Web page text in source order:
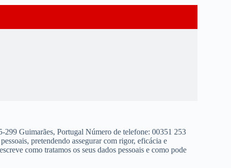
Guimarães, Portugal Número de telefone: 00351 253
pretendendo assegurar com rigor, eficácia e
como tratamos os seus dados pessoais e como pode